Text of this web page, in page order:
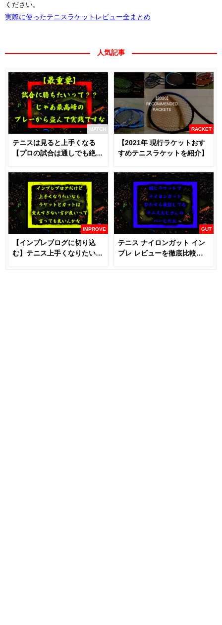
ください。
実際に使ったテニスラケットレビュー全まとめ
人気記事
MATCH
テニスは見ると上手くなる
【プロの試合は通しでも絶対
RACKET
【2021年 現行ラケットおす
すめテニスラケットを紹介】
IMPROVE
【インプレブログに切り込
む】テニス上手くなりたいな
GUT
テニス ナイロンガット イン
プレ レビューを徹底比較